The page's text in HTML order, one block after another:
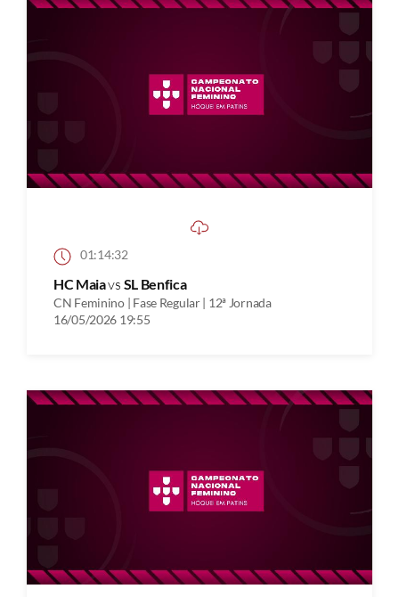
01:14:32
HC Maiavs SL Benfica
CN Feminino | Fase Regular | 12ª Jornada
16/05/2026 19:55